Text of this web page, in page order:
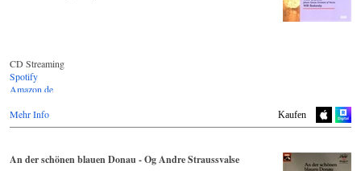
CD Streaming
Spotify
Amazon.de
Deezer.com
Apple Music
Kaufen
Mehr Info
An der schönen blauen Donau - Og Andre Straussvalse